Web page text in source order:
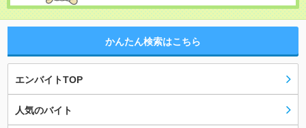
かんたん検索はこちら
エンバイトTOP
人気のバイト